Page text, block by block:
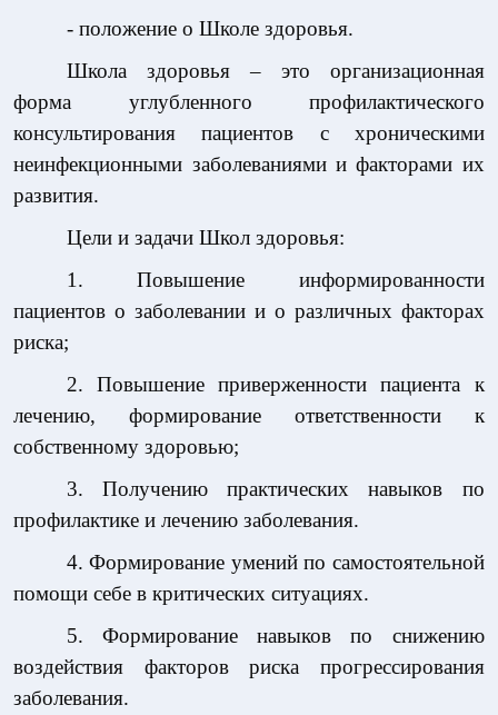
- положение о Школе здоровья.
Школа здоровья– это организационная
форма углубленного профилактического
консультирования пациентов с хроническими
неинфекционными заболеваниями и факторами их
развития.
Цели и задачи Школ здоровья:
1. Повышение информированности
пациентов о заболевании и о различных факторах
риска;
2. Повышение приверженности пациента к
лечению, формирование ответственности к
собственному здоровью;
3. Получению практических навыков по
профилактике и лечению заболевания.
4. Формирование умений по самостоятельной
помощи себе в критических ситуациях.
5. Формирование навыков по снижению
воздействия факторов риска прогрессирования
заболевания.